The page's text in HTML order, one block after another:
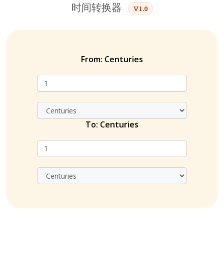
时间转换器 V1.0
From: Centuries
To: Centuries